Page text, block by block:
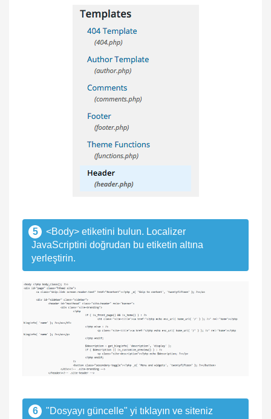
5
<Body> etiketini bulun. Localizer
JavaScriptini doğrudan bu etiketin altına
yerleştirin.
6
"Dosyayı güncelle" yi tıklayın ve siteniz